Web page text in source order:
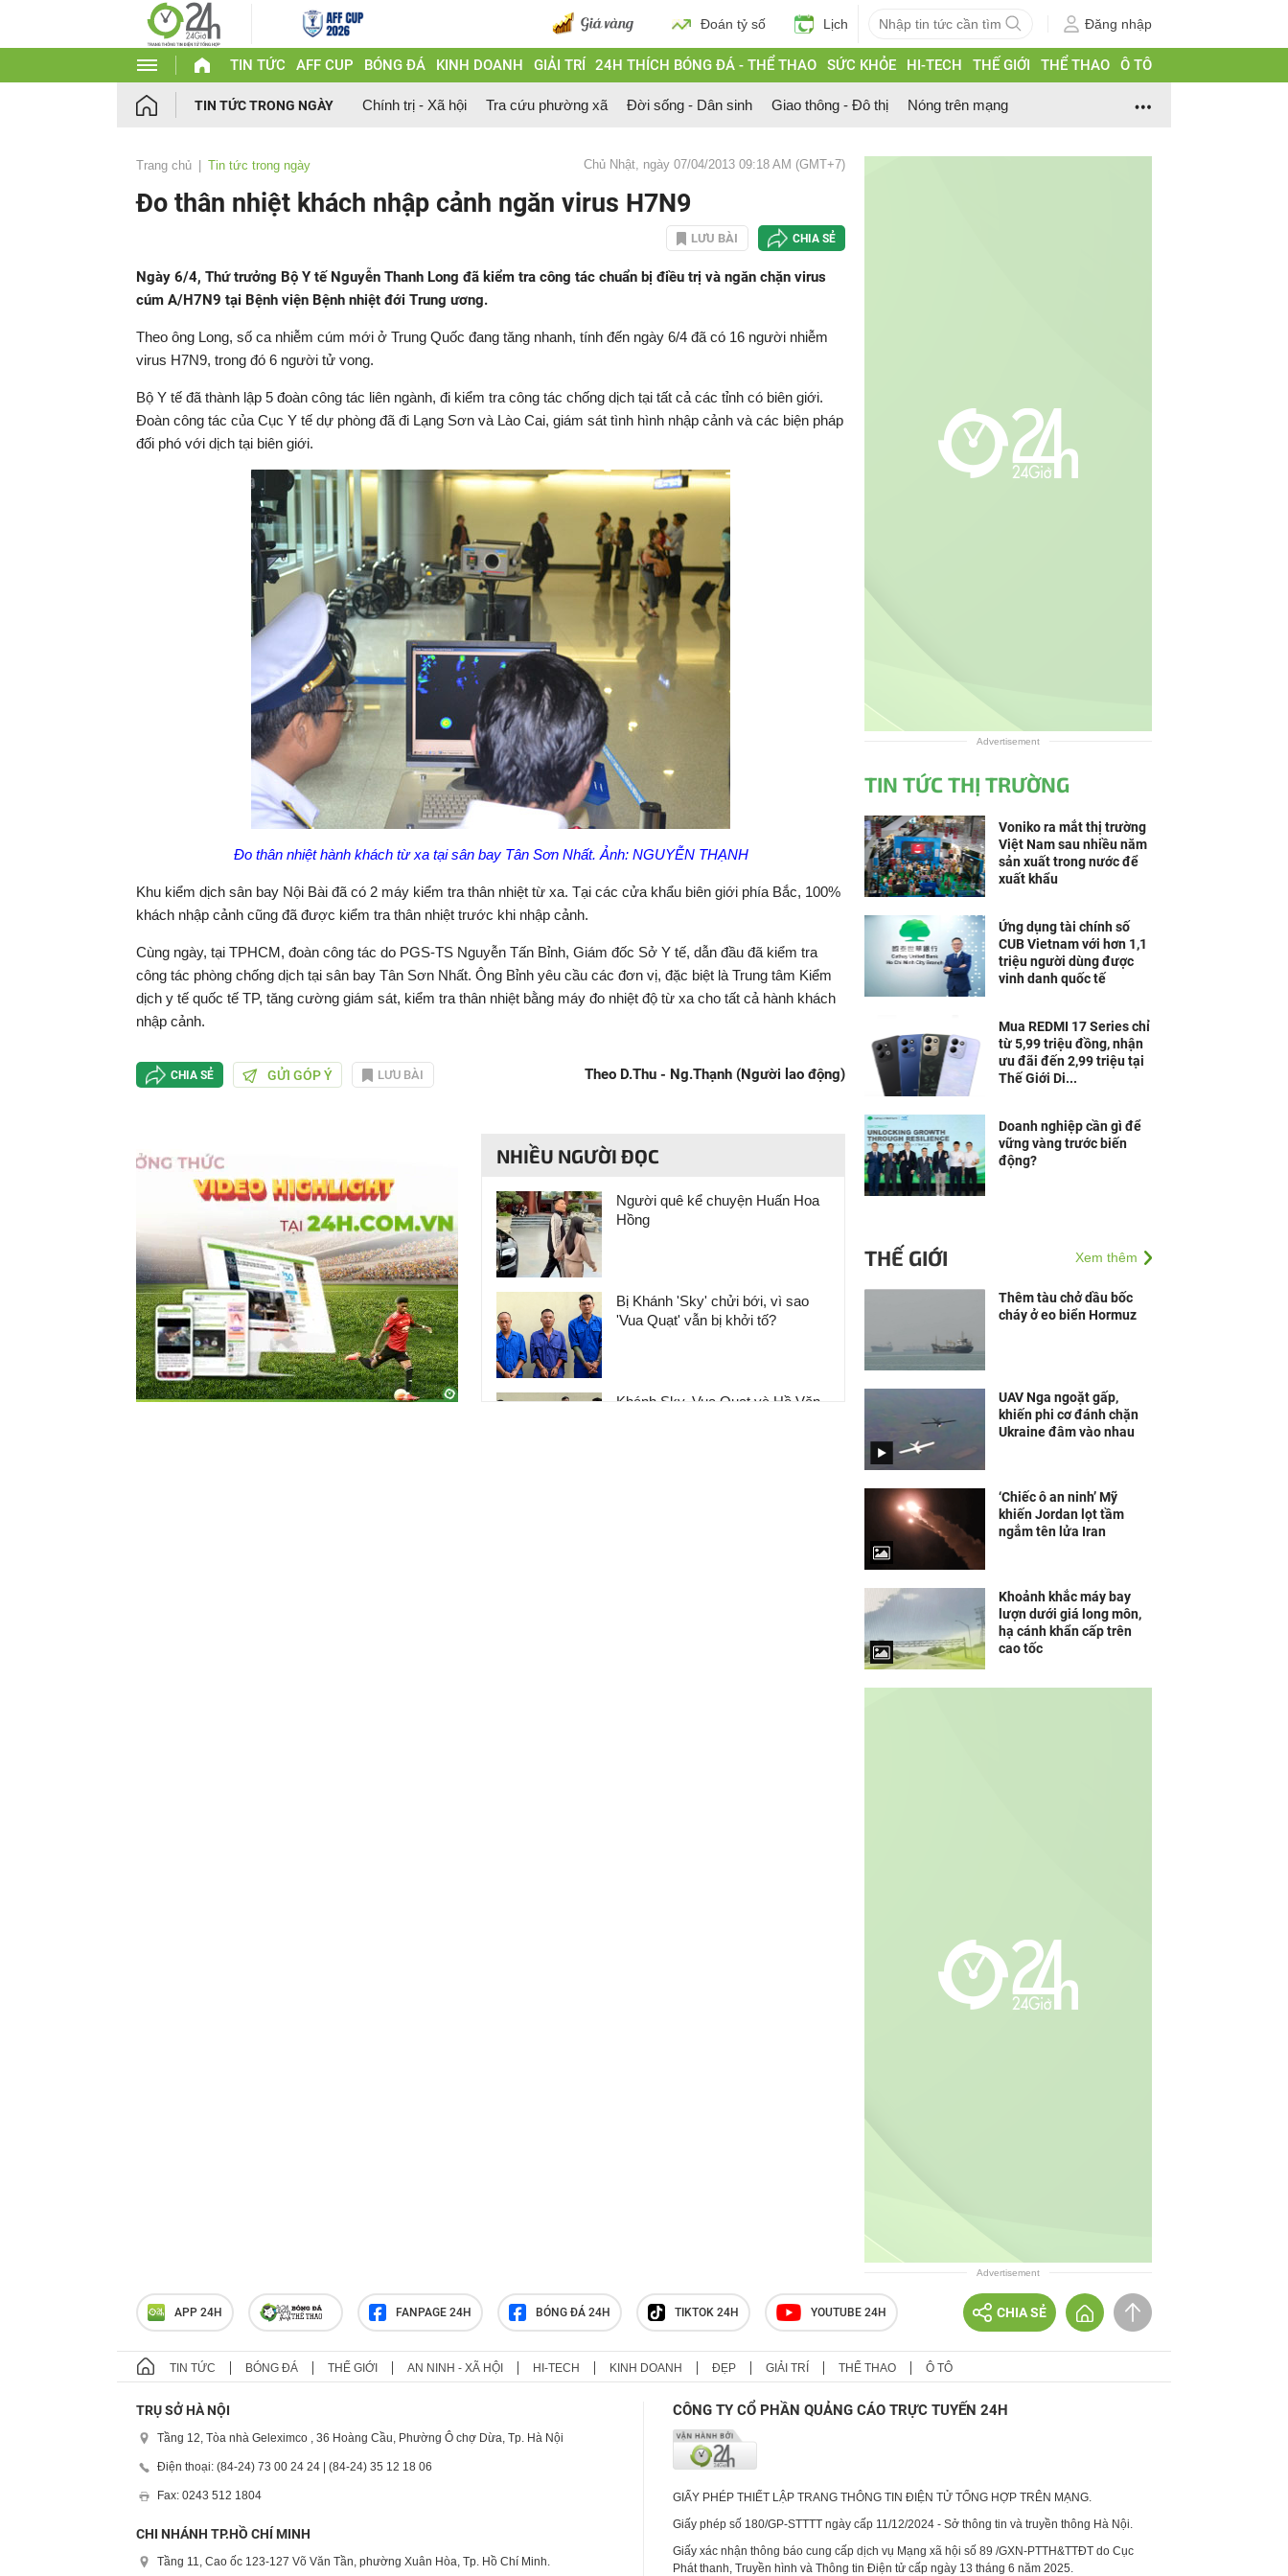
Đoán tỷ số Lịch Đăng nhập
TIN TỨC AFF CUP BÓNG ĐÁ KINH DOANH GIẢI TRÍ 24H THÍCH BÓNG ĐÁ - THỂ THAO SỨC KHỎE HI-TECH THẾ GIỚI THỂ THAO Ô TÔ
TIN TỨC TRONG NGÀY Chính trị - Xã hội Tra cứu phường xã Đời sống - Dân sinh Giao thông - Đô thị Nóng trên mạng
Trang chủ Tin tức trong ngày Chủ Nhật, ngày 07/04/2013 09:18 AM (GMT+7)
Đo thân nhiệt khách nhập cảnh ngăn virus H7N9
LƯU BÀI CHIA SẺ
Ngày 6/4, Thứ trưởng Bộ Y tế Nguyễn Thanh Long đã kiểm tra công tác chuẩn bị điều trị và ngăn chặn virus
cúm A/H7N9 tại Bệnh viện Bệnh nhiệt đới Trung ương.
Theo ông Long, số ca nhiễm cúm mới ở Trung Quốc đang tăng nhanh, tính đến ngày 6/4 đã có 16 người nhiễm
virus H7N9, trong đó 6 người tử vong.
Bộ Y tế đã thành lập 5 đoàn công tác liên ngành, đi kiểm tra công tác chống dịch tại tất cả các tỉnh có biên giới.
Đoàn công tác của Cục Y tế dự phòng đã đi Lạng Sơn và Lào Cai, giám sát tình hình nhập cảnh và các biện pháp
đối phó với dịch tại biên giới.
Đo thân nhiệt hành khách từ xa tại sân bay Tân Sơn Nhất. Ảnh: NGUYỄN THẠNH
Khu kiểm dịch sân bay Nội Bài đã có 2 máy kiểm tra thân nhiệt từ xa. Tại các cửa khẩu biên giới phía Bắc, 100%
khách nhập cảnh cũng đã được kiểm tra thân nhiệt trước khi nhập cảnh.
Cùng ngày, tại TPHCM, đoàn công tác do PGS-TS Nguyễn Tấn Bỉnh, Giám đốc Sở Y tế, dẫn đầu đã kiểm tra
công tác phòng chống dịch tại sân bay Tân Sơn Nhất. Ông Bỉnh yêu cầu các đơn vị, đặc biệt là Trung tâm Kiểm
dịch y tế quốc tế TP, tăng cường giám sát, kiểm tra thân nhiệt bằng máy đo nhiệt độ từ xa cho tất cả hành khách
nhập cảnh.
CHIA SẺ GỬI GÓP Ý LƯU BÀI Theo D.Thu - Ng.Thạnh (Người lao động)
NHIỀU NGƯỜI ĐỌC
Người quê kể chuyện Huấn Hoa
Hồng
Bị Khánh 'Sky' chửi bới, vì sao
'Vua Quạt' vẫn bị khởi tố?
Khánh Sky, Vua Quạt và Hồ Văn
Advertisement
TIN TỨC THỊ TRƯỜNG
Voniko ra mắt thị trường
Việt Nam sau nhiều năm
sản xuất trong nước để
xuất khẩu
Ứng dụng tài chính số
CUB Vietnam với hơn 1,1
triệu người dùng được
vinh danh quốc tế
Mua REDMI 17 Series chỉ
từ 5,99 triệu đồng, nhận
ưu đãi đến 2,99 triệu tại
Thế Giới Di...
Doanh nghiệp cần gì để
vững vàng trước biến
động?
THẾ GIỚI Xem thêm
Thêm tàu chở dầu bốc
cháy ở eo biển Hormuz
UAV Nga ngoặt gấp,
khiến phi cơ đánh chặn
Ukraine đâm vào nhau
‘Chiếc ô an ninh’ Mỹ
khiến Jordan lọt tầm
ngắm tên lửa Iran
Khoảnh khắc máy bay
lượn dưới giá long môn,
hạ cánh khẩn cấp trên
cao tốc
Advertisement
APP 24H FANPAGE 24H BÓNG ĐÁ 24H TIKTOK 24H YOUTUBE 24H CHIA SẺ
TIN TỨC BÓNG ĐÁ THẾ GIỚI AN NINH - XÃ HỘI HI-TECH KINH DOANH ĐẸP GIẢI TRÍ THỂ THAO Ô TÔ
TRỤ SỞ HÀ NỘI
Tầng 12, Tòa nhà Geleximco , 36 Hoàng Cầu, Phường Ô chợ Dừa, Tp. Hà Nội
Điện thoại: (84-24) 73 00 24 24 | (84-24) 35 12 18 06
Fax: 0243 512 1804
CHI NHÁNH TP.HỒ CHÍ MINH
Tầng 11, Cao ốc 123-127 Võ Văn Tần, phường Xuân Hòa, Tp. Hồ Chí Minh.
CÔNG TY CỔ PHẦN QUẢNG CÁO TRỰC TUYẾN 24H
GIẤY PHÉP THIẾT LẬP TRANG THÔNG TIN ĐIỆN TỬ TỔNG HỢP TRÊN MẠNG.
Giấy phép số 180/GP-STTTT ngày cấp 11/12/2024 - Sở thông tin và truyền thông Hà Nội.
Giấy xác nhận thông báo cung cấp dịch vụ Mạng xã hội số 89 /GXN-PTTH&TTĐT do Cục
Phát thanh, Truyền hình và Thông tin Điện tử cấp ngày 13 tháng 6 năm 2025.